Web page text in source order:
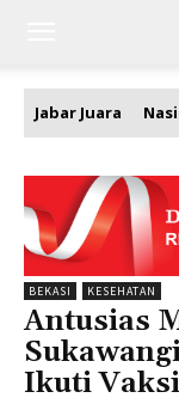
Jabar Juara
BEKASI KESEHATAN
Antusias
Ikuti